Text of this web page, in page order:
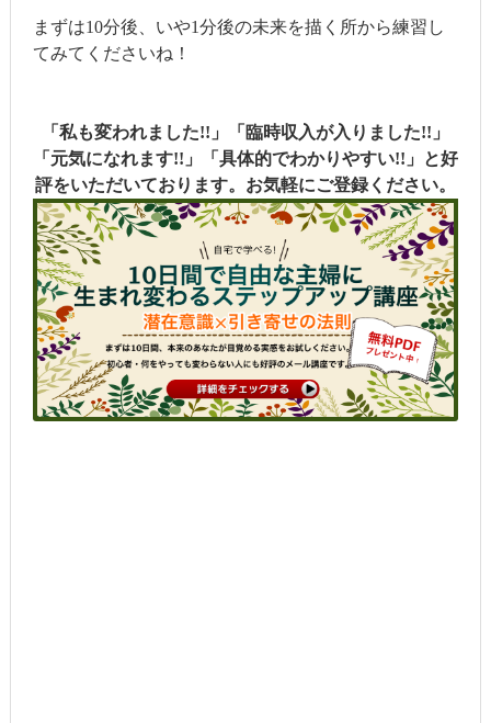
まずは10分後、いや1分後の未来を描く所から練習し
てみてくださいね！
「私も変われました!!」「臨時収入が入りました!!」
「元気になれます!!」「具体的でわかりやすい!!」と好
評をいただいております。お気軽にご登録ください。